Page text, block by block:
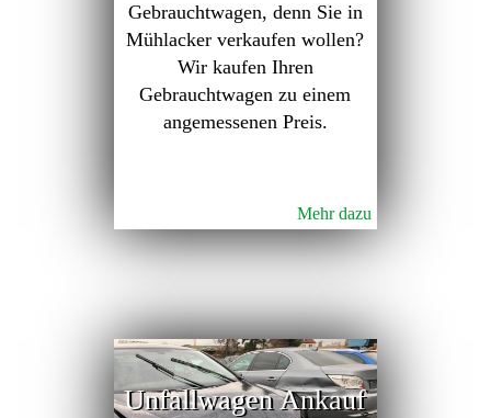
Gebrauchtwagen, denn Sie in
Mühlacker verkaufen wollen?
Wir kaufen Ihren
Gebrauchtwagen zu einem
angemessenen Preis.
Mehr dazu
Unfallwagen Ankauf